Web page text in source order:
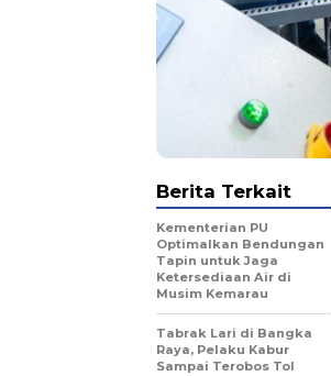
Berita Terkait
Kementerian PU
Optimalkan Bendungan
Tapin untuk Jaga
Ketersediaan Air di
Musim Kemarau
Tabrak Lari di Bangka
Raya, Pelaku Kabur
Sampai Terobos Tol